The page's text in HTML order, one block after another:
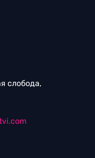
слобода,